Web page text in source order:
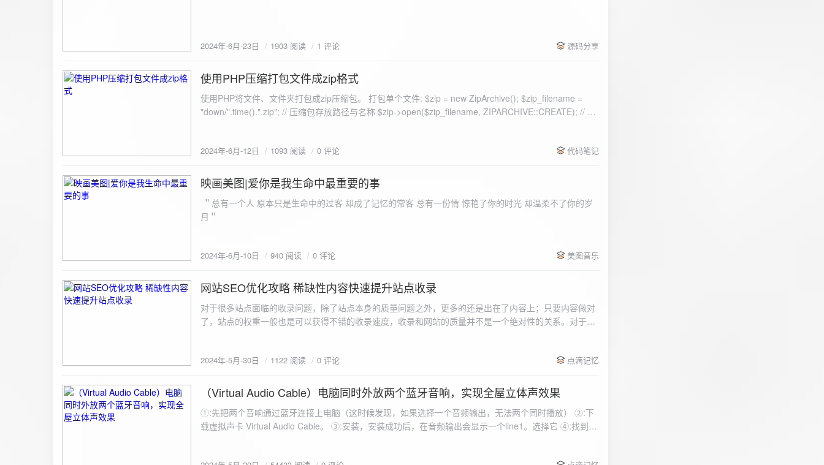
2024年-6月-23日 1903 阅读 1 评论 源码分享
2024-6-12
使用PHP压缩打包文件成zip格式
使用PHP将文件、文件夹打包成zip压缩包。 打包单个文件: $zip = new ZipArchive(); $zip_filename =
"down/".time().".zip"; // 压缩包存放路径与名称 $zip->open($zip_filename, ZIPARCHIVE::CREATE); // 打
数可以改为 basename("img/logon2.png),也就是原文件所在的路径 $zip-
= array( "img/1.jpg", "img/2.jpg", ); $filename = "down/img.zip"; // 压缩包存放路径与名称 $zip = new
ZipArchive(); $zip->open($filename,ZipArchive::CREATE); //打开压缩包 //遍历文件 foreach($fileList as
$file){ $zip->addFile($file,basename($file)); //向压缩包中添加文件 } $zip->close(); //关闭压缩包 打包某
个文件夹（包含子文件夹）: <?php /** * @param $path 文件夹路径 * @param $zip zip 对象 */ function
为'.'和‘..’，不要对他们进行操作 if (is_dir($path . "/" . $filename)) { // 如果读取的某个对象是文件夹，则递
$filename); } } } } $zip = new ZipArchive(); $zip_filename = "down/files.zip"; // 压缩包存放路径与名称
压缩包中 addFileToZip("img",$zip);
2024年-6月-12日 1093 阅读 0 评论 代码笔记
2024-6-10
映画美图|爱你是我生命中最重要的事
＂总有一个人 原本只是生命中的过客 却成了记忆的常客 总有一份情 惊艳了你的时光 却温柔不了你的岁
月＂
2024年-6月-10日 940 阅读 0 评论 美图音乐
2024-5-30
网站SEO优化攻略 稀缺性内容快速提升站点收录
对于很多站点面临的收录问题，除了站点本身的质量问题之外，更多的还是出在了内容上；只要内容做对
了，站点的权重一般也是可以获得不错的收录速度，收录和网站的质量并不是一个绝对性的关系。对于质
2024年-5月-30日 1122 阅读 0 评论 点滴记忆
2024-5-29
（Virtual Audio Cable）电脑同时外放两个蓝牙音响，实现全屋立体声效果
①:先把两个音响通过蓝牙连接上电脑（这时候发现，如果选择一个音频输出，无法两个同时播放） ②:下
载虚拟声卡 Virtual Audio Cable。 ③:安装，安装成功后，在音频输出会显示一个line1。选择它 ④:找到安